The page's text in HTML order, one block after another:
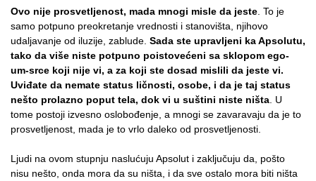
Ovo nije prosvetljenost, mada mnogi misle da jeste . To je
samo potpuno preokretanje vrednosti i stanovišta, njihovo
udaljavanje od iluzije, zablude. Sada ste upravljeni ka Apsolutu,
tako da više niste potpuno poistovećeni sa sklopom ego-
um-srce koji nije vi, a za koji ste dosad mislili da jeste vi.
Uviđate da nemate status ličnosti, osobe, i da je taj status
nešto prolazno poput tela, dok vi u suštini niste ništa . U
tome postoji izvesno oslobođenje, a mnogi se zavaravaju da je to
prosvetljenost, mada je to vrlo daleko od prosvetljenosti.
Ljudi na ovom stupnju naslućuju Apsolut i zaključuju da, pošto
nisu nešto, onda mora da su ništa, i da sve ostalo mora biti ništa